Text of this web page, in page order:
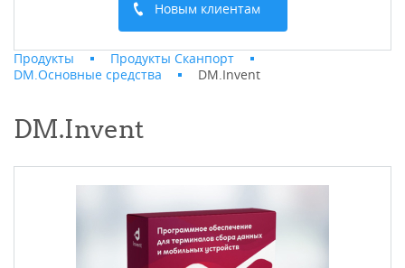
Новым клиентам
Продукты
Продукты Сканпорт
DM.Основные средства
DM.Invent
DM.Invent